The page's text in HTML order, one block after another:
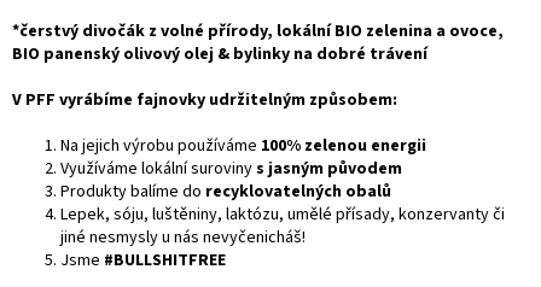
*čerstvý divočák z volné přírody, lokální BIO zelenina a ovoce,
BIO panenský olivový olej & bylinky na dobré trávení
V PFF vyrábíme fajnovky udržitelným způsobem:
Na jejich výrobu používáme 100% zelenou energii
Využíváme lokální surovinys jasným původem
Produkty balíme do recyklovatelných obalů
Lepek, sóju, luštěniny, laktózu, umělé přísady, konzervanty či
jiné nesmysly u nás nevyčenicháš!
Jsme #BULLSHITFREE